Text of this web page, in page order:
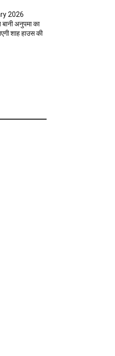
2026
अनुपमा का
शाह हाउस की